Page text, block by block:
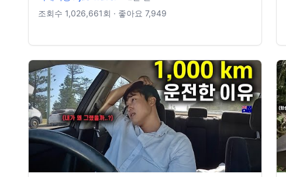
받아 편집하고 있습니다. 촬영장비 주 - 고프로12 / 보 - DJI
#여행유튜버 #세계여행 #아재여행
조회수 1,026,661회 · 좋아요 7,949